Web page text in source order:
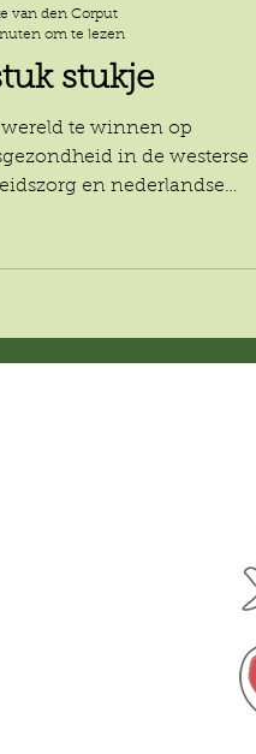
stukje
te winnen op
in de westerse
en nederlandse
van den Corput
om te lezen